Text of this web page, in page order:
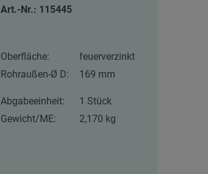
Art.-Nr.: 115445
Oberfläche:
feuerverzinkt
Rohraußen-Ø D:
169 mm
Abgabeeinheit:
1 Stück
Gewicht/ME:
2,170 kg